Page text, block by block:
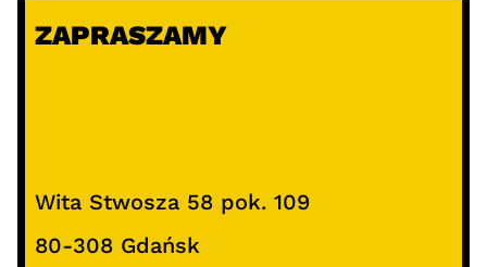
a
ZAPRASZAMY
Wita Stwosza 58 pok. 109
80-308 Gdańsk